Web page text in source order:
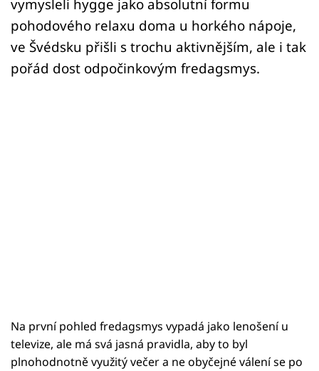
vymysleli hygge jako absolutní formu
pohodového relaxu doma u horkého nápoje,
ve Švédsku přišli s trochu aktivnějším, ale i tak
pořád dost odpočinkovým fredagsmys.
Na první pohled fredagsmys vypadá jako lenošení u
televize, ale má svá jasná pravidla, aby to byl
plnohodnotně využitý večer a ne obyčejné válení se po